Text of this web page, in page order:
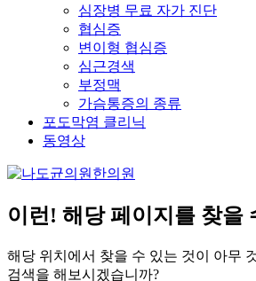
심장병 무료 자가 진단
협심증
변이형 협심증
심근경색
부정맥
가슴통증의 종류
포도막염 클리닉
동영상
이런! 해당 페이지를 찾을
해당 위치에서 찾을 수 있는 것이 아무
검색을 해보시겠습니까?